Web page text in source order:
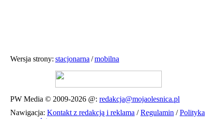
Wersja strony: stacjonarna /mobilna
PW Media © 2009-2026 @: redakcja@mojaolesnica.pl
Nawigacja: Kontakt z redakcją i reklama /Regulamin /Polityka